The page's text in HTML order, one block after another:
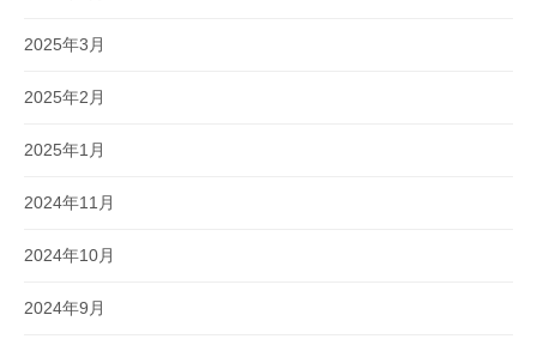
2025年3月
2025年2月
2025年1月
2024年11月
2024年10月
2024年9月